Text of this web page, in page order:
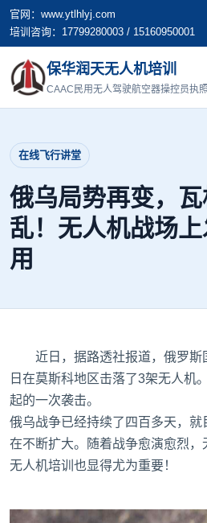
官网：www.ytlhlyj.com
培训咨询：17799280003 / 15160950001
保华润天无人机培训
CAAC民用无人驾驶航空器操控员执
在线飞行讲堂
俄乌局势再变，
乱！无人机战场
用
近日，据路透社报道，俄罗斯
日在莫斯科地区击落了3架无人机
起的一次袭击。
俄乌战争已经持续了四百多天，
在不断扩大。随着战争愈演愈烈，
无人机培训 也显得尤为重要！